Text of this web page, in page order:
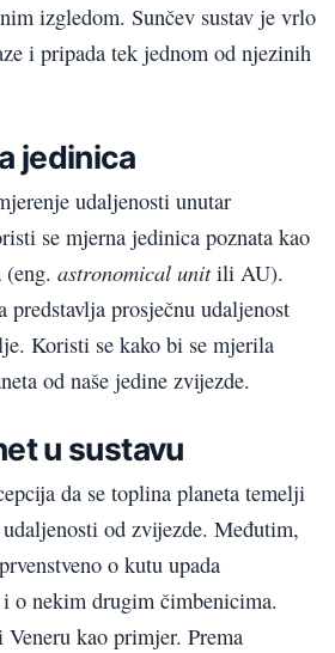
izgledom. Sunčev sustav je vrlo
i pripada tek jednom od njezinih
jedinica
udaljenosti unutar
se mjerna jedinica poznata kao
(eng. astronomical unit ili AU).
predstavlja prosječnu udaljenost
Koristi se kako bi se mjerila
od naše jedine zvijezde.
u sustavu
da se toplina planeta temelji
od zvijezde. Međutim,
o kutu upada
o nekim drugim čimbenicima.
Veneru kao primjer. Prema